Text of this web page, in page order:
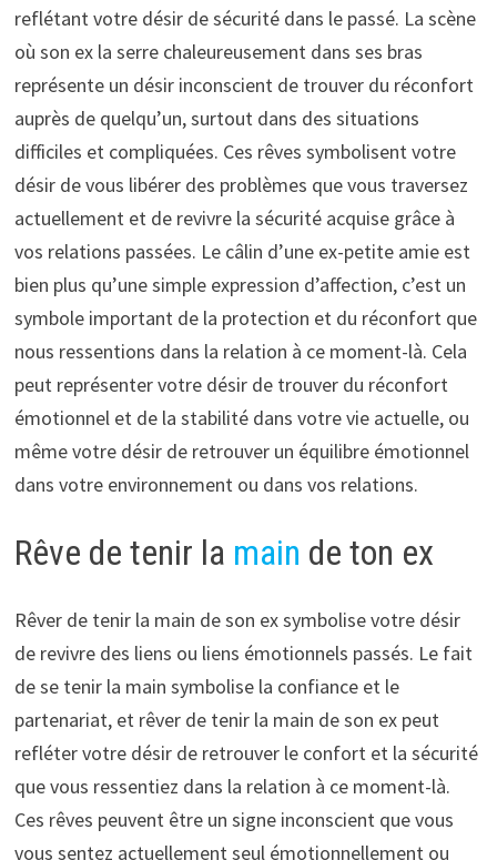
reflétant votre désir de sécurité dans le passé. La scène
où son ex la serre chaleureusement dans ses bras
représente un désir inconscient de trouver du réconfort
auprès de quelqu’un, surtout dans des situations
difficiles et compliquées. Ces rêves symbolisent votre
désir de vous libérer des problèmes que vous traversez
actuellement et de revivre la sécurité acquise grâce à
vos relations passées. Le câlin d’une ex-petite amie est
bien plus qu’une simple expression d’affection, c’est un
symbole important de la protection et du réconfort que
nous ressentions dans la relation à ce moment-là. Cela
peut représenter votre désir de trouver du réconfort
émotionnel et de la stabilité dans votre vie actuelle, ou
même votre désir de retrouver un équilibre émotionnel
dans votre environnement ou dans vos relations.
Rêve de tenir la main de ton ex
Rêver de tenir la main de son ex symbolise votre désir
de revivre des liens ou liens émotionnels passés. Le fait
de se tenir la main symbolise la confiance et le
partenariat, et rêver de tenir la main de son ex peut
refléter votre désir de retrouver le confort et la sécurité
que vous ressentiez dans la relation à ce moment-là.
Ces rêves peuvent être un signe inconscient que vous
vous sentez actuellement seul émotionnellement ou